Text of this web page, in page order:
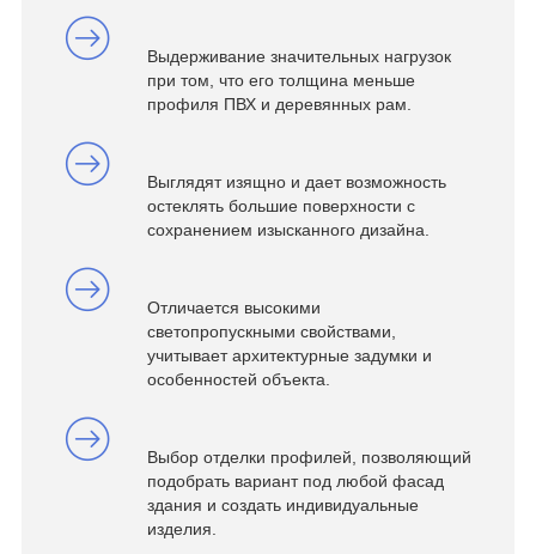
Выдерживание значительных нагрузок
при том, что его толщина меньше
профиля ПВХ и деревянных рам.
Выглядят изящно и дает возможность
остеклять большие поверхности с
сохранением изысканного дизайна.
Отличается высокими
светопропускными свойствами,
учитывает архитектурные задумки и
особенностей объекта.
Выбор отделки профилей, позволяющий
подобрать вариант под любой фасад
здания и создать индивидуальные
изделия.